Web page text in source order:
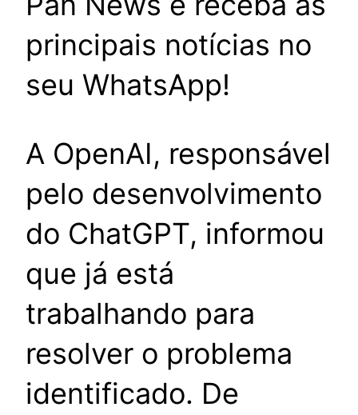
principais notícias no
seu WhatsApp!
A OpenAI, responsável
pelo desenvolvimento
do ChatGPT, informou
que já está
trabalhando para
resolver o problema
identificado. De